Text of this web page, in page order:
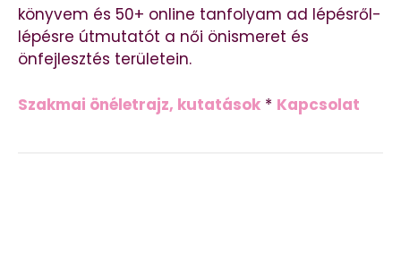
könyvem és 50+ online tanfolyam ad lépésről-
lépésre útmutatót a női önismeret és
önfejlesztés területein.
Szakmai önéletrajz, kutatások * Kapcsolat